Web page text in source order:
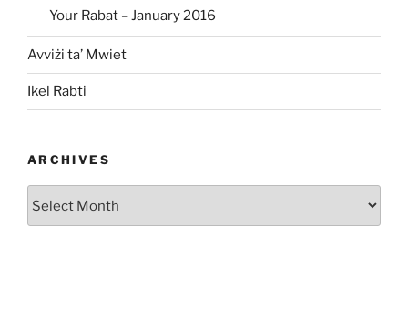
Your Rabat – January 2016
Avviżi ta’ Mwiet
Ikel Rabti
ARCHIVES